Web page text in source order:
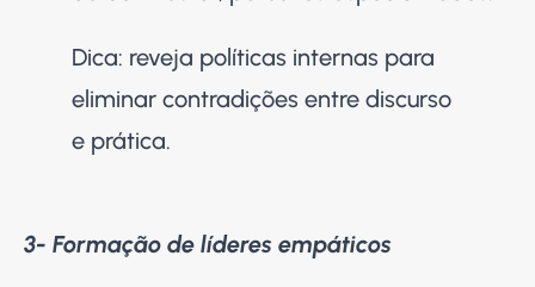
Dica: reveja políticas internas para
eliminar contradições entre discurso
e prática.
3- Formação de líderes empáticos